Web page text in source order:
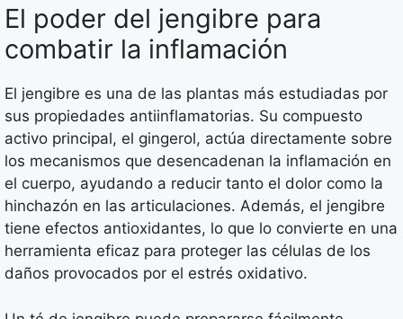
El poder del jengibre para
combatir la inflamación
El jengibre es una de las plantas más estudiadas por
sus propiedades antiinflamatorias. Su compuesto
activo principal, el gingerol, actúa directamente sobre
los mecanismos que desencadenan la inflamación en
el cuerpo, ayudando a reducir tanto el dolor como la
hinchazón en las articulaciones. Además, el jengibre
tiene efectos antioxidantes, lo que lo convierte en una
herramienta eficaz para proteger las células de los
daños provocados por el estrés oxidativo.